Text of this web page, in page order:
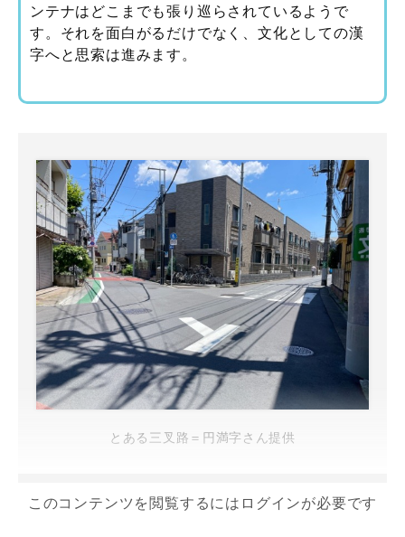
ンテナはどこまでも張り巡らされているようで
す。それを面白がるだけでなく、文化としての漢
字へと思索は進みます。
とある三叉路＝円満字さん提供
このコンテンツを閲覧するにはログインが必要です